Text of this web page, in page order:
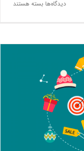
دیدگاه‌هابسته هستند
اینترنتی تهیه